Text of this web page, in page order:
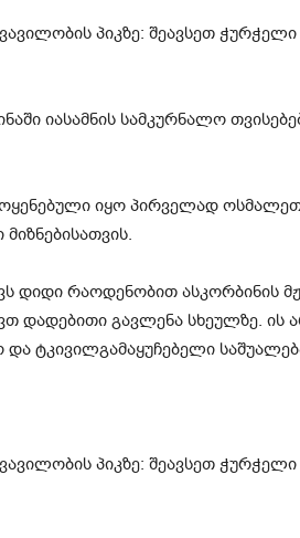
იასამნის სამკურნალო
იყო პირველად
დიდი რაოდენობით ასკორბინის
დადებითი გავლენა სხეულზე. ის
და ტკივილგამაყუჩებელი